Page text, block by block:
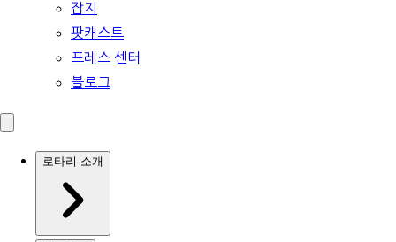
잡지
팟캐스트
프레스 센터
블로그
로타리 소개